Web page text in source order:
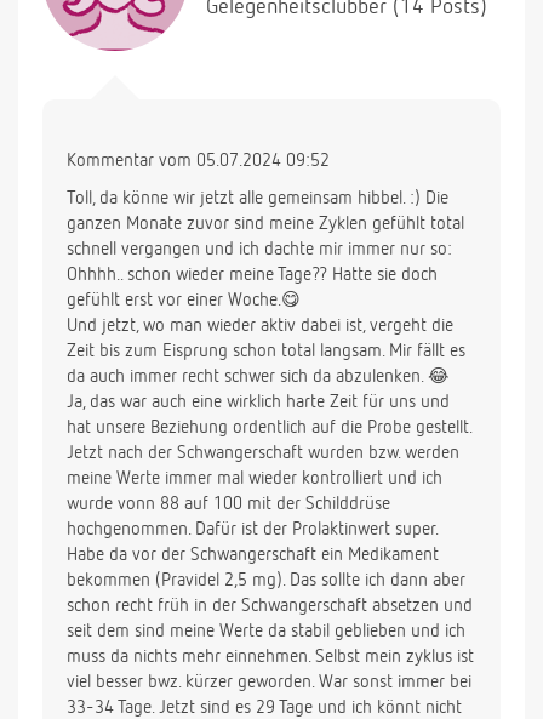
Gelegenheitsclubber (14 Posts)
Kommentar vom 05.07.2024 09:52
Toll, da könne wir jetzt alle gemeinsam hibbel. :) Die
ganzen Monate zuvor sind meine Zyklen gefühlt total
schnell vergangen und ich dachte mir immer nur so:
Ohhhh.. schon wieder meine Tage?? Hatte sie doch
gefühlt erst vor einer Woche.😋
Und jetzt, wo man wieder aktiv dabei ist, vergeht die
Zeit bis zum Eisprung schon total langsam. Mir fällt es
da auch immer recht schwer sich da abzulenken. 😂
Ja, das war auch eine wirklich harte Zeit für uns und
hat unsere Beziehung ordentlich auf die Probe gestellt.
Jetzt nach der Schwangerschaft wurden bzw. werden
meine Werte immer mal wieder kontrolliert und ich
wurde vonn 88 auf 100 mit der Schilddrüse
hochgenommen. Dafür ist der Prolaktinwert super.
Habe da vor der Schwangerschaft ein Medikament
bekommen (Pravidel 2,5 mg). Das sollte ich dann aber
schon recht früh in der Schwangerschaft absetzen und
seit dem sind meine Werte da stabil geblieben und ich
muss da nichts mehr einnehmen. Selbst mein zyklus ist
viel besser bwz. kürzer geworden. War sonst immer bei
33-34 Tage. Jetzt sind es 29 Tage und ich könnt nicht